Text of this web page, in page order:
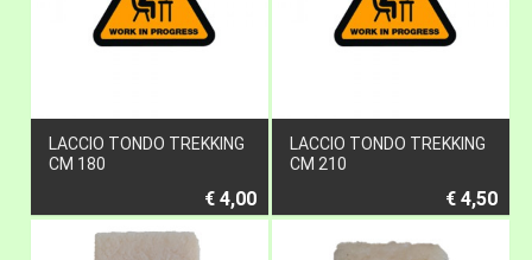
LACCIO TONDO TREKKING
CM 180
€ 4,00
LACCIO TONDO TREKKING
CM 210
€ 4,50